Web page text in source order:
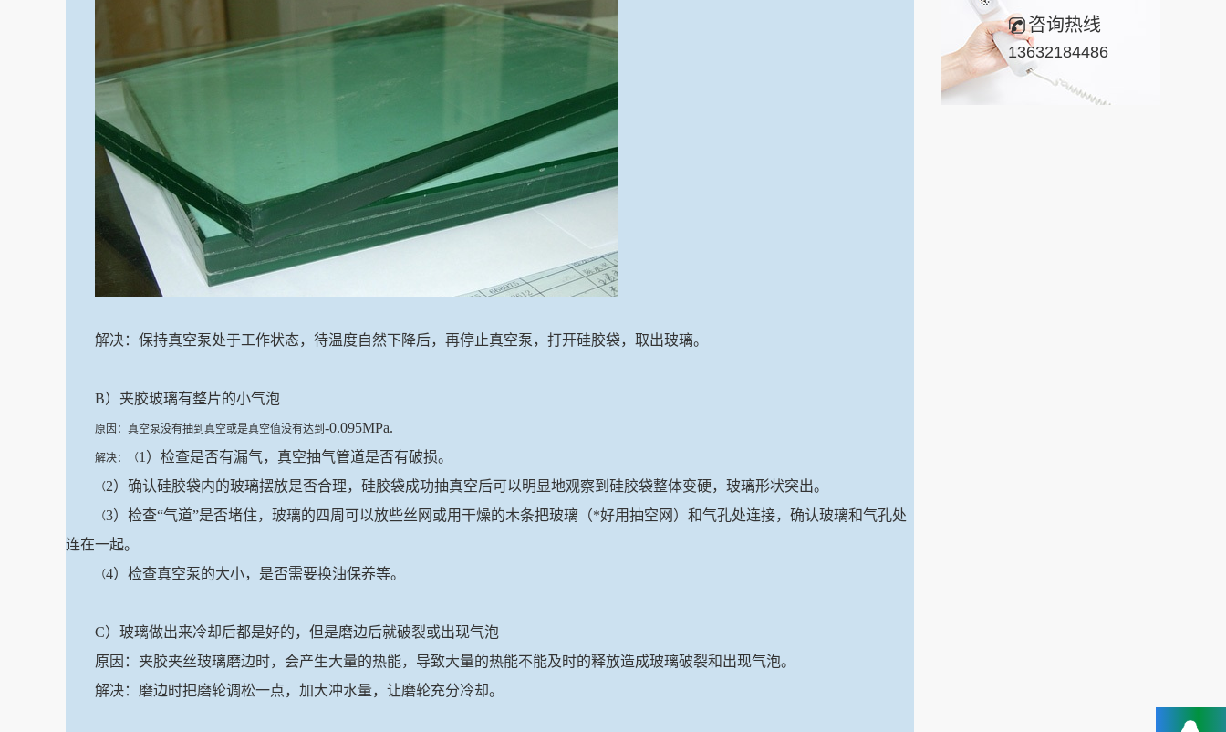
咨询热线
13632184486
解决：保持真空泵处于工作状态，待温度自然下降后，再停止真空泵，打开硅胶袋，取出玻璃。
B）夹胶玻璃有整片的小气泡
原因：真空泵没有抽到真空或是真空值没有达到 -0.095MPa.
解决：（1）检查是否有漏气，真空抽气管道是否有破损。
（2）确认硅胶袋内的玻璃摆放是否合理，硅胶袋成功抽真空后可以明显地观察到硅胶袋整体变硬，玻璃形状突出。
（3）检查“气道”是否堵住，玻璃的四周可以放些丝网或用干燥的木条把玻璃（*好用抽空网）和气孔处连接，确认玻璃和气孔处
连在一起。
（4）检查真空泵的大小，是否需要换油保养等。
C）玻璃做出来冷却后都是好的，但是磨边后就破裂或出现气泡
原因：夹胶夹丝玻璃磨边时，会产生大量的热能，导致大量的热能不能及时的释放造成玻璃破裂和出现气泡。
解决：磨边时把磨轮调松一点，加大冲水量，让磨轮充分冷却。